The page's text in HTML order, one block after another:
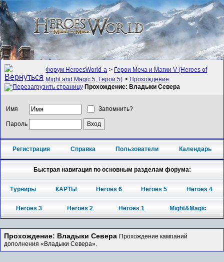
Форум HeroesWorld-а > Герои Меча и Магии V (Heroes of
Might and Magic 5, Герои 5) > Прохождение
Прохождение: Владыки Севера
Имя Запомнить?
Пароль
Регистрация Справка Пользователи Календарь
Быстрая навигация по основным разделам форума:
Турниры КАРТЫ Heroes 6 Heroes 5 Heroes 4
Heroes 3 Heroes 2 Heroes 1 Might&Magic
Прохождение: Владыки Севера Прохождение кампаний
дополнения «Владыки Севера».